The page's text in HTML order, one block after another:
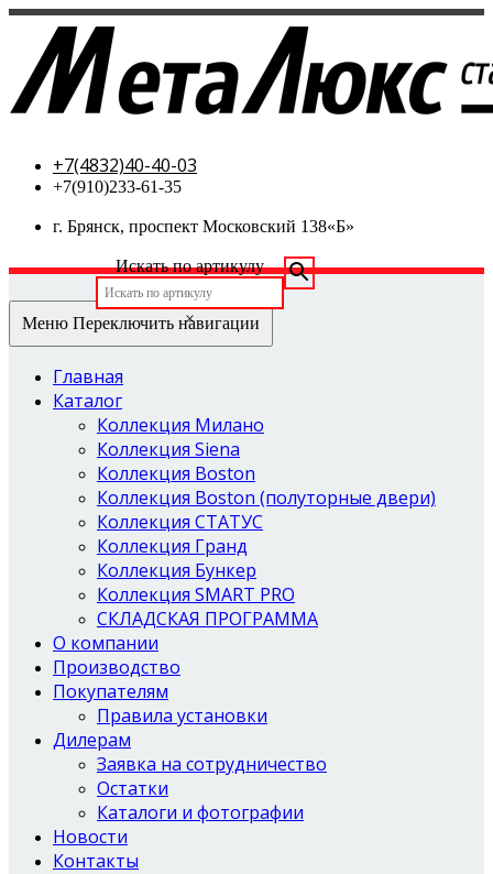
+7(4832)40-40-03
+7(910)233-61-35
г. Брянск, проспект Московский 138«Б»
Искать по артикулу
×
Меню Переключить навигации
Главная
Каталог
Коллекция Милано
Коллекция Siena
Коллекция Boston
Коллекция Boston (полуторные двери)
Коллекция СТАТУС
Коллекция Гранд
Коллекция Бункер
Коллекция SMART PRO
СКЛАДСКАЯ ПРОГРАММА
О компании
Производство
Покупателям
Правила установки
Дилерам
Заявка на сотрудничество
Остатки
Каталоги и фотографии
Новости
Контакты